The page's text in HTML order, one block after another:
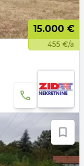
15.000 €
455 €/a